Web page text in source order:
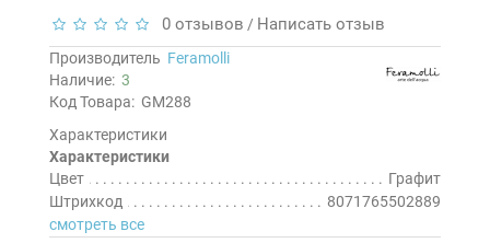
0 отзывов / Написать отзыв
Производитель Feramolli
Наличие: 3
Код Товара: GM288
Характеристики
Характеристики
Цвет
Графит
Штрихкод
8071765502889
смотреть все